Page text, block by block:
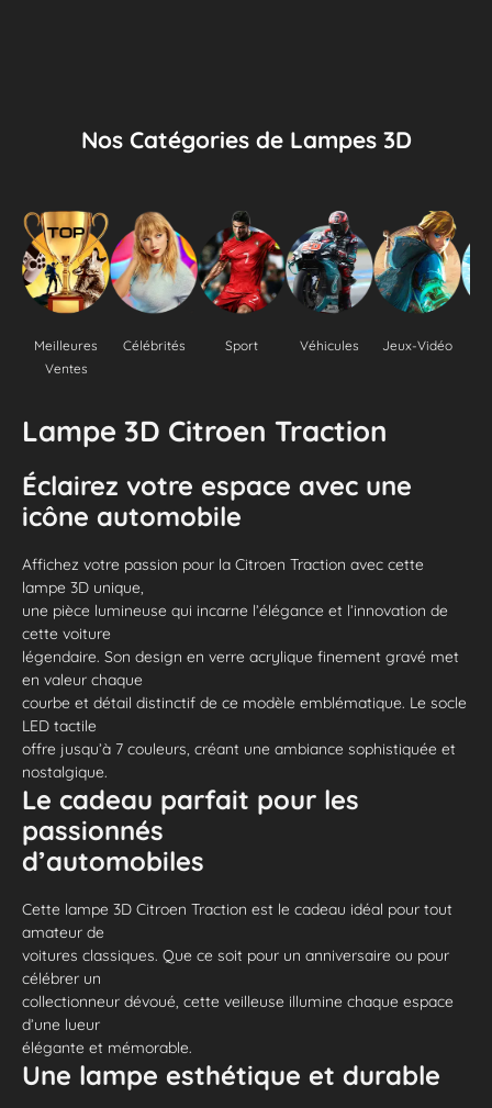
Nos Catégories de Lampes 3D
Meilleures
Ventes
Célébrités Sport Véhicules Jeux-Vidéo
Lampe 3D Citroen Traction
Éclairez votre espace avec une
icône automobile
Affichez votre passion pour la Citroen Traction avec cette
lampe 3D unique,
une pièce lumineuse qui incarne l’élégance et l’innovation de
cette voiture
légendaire. Son design en verre acrylique finement gravé met
en valeur chaque
courbe et détail distinctif de ce modèle emblématique. Le socle
LED tactile
offre jusqu’à 7 couleurs, créant une ambiance sophistiquée et
nostalgique.
Le cadeau parfait pour les
passionnés
d’automobiles
Cette lampe 3D Citroen Traction est le cadeau idéal pour tout
amateur de
voitures classiques. Que ce soit pour un anniversaire ou pour
célébrer un
collectionneur dévoué, cette veilleuse illumine chaque espace
d’une lueur
élégante et mémorable.
Une lampe esthétique et durable